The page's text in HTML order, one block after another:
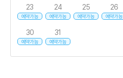
23
예약가능
24
예약가능
25
예약가능
26
예약가능
30
예약가능
31
예약가능